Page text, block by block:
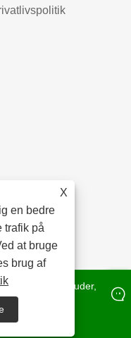
X
en bedre
trafik på
at bruge
brug af
Co. Ltd. - Korkpuder,